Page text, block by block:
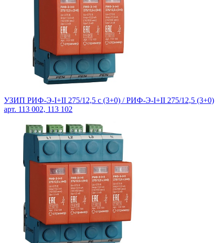
УЗИП РИФ-Э-I+II 275/12,5 с (3+0) / РИФ-Э-I+II 275/12,5 (3+0)
арт. 113 002, 113 102